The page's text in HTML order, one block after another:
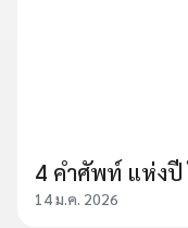
4 คำศัพท์ แห่งปี
14 ม.ค. 2026